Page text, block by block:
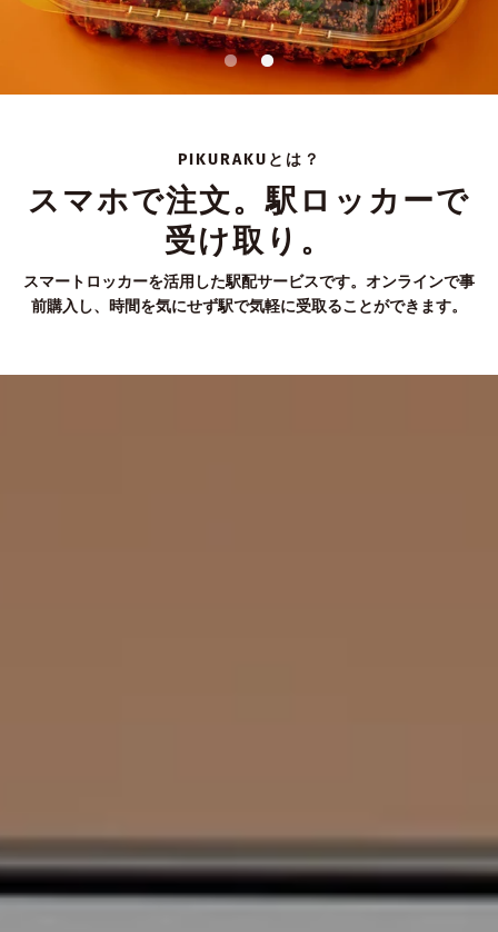
PIKURAKUとは？
スマホで注文。駅ロッカーで
受け取り。
スマートロッカーを活用した駅配サービスです。オンラインで事
前購入し、時間を気にせず駅で気軽に受取ることができます。